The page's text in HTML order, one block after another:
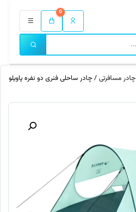
0
چادر مسافرتی/ چادر ساحلی فنری دو نفره پاویلو